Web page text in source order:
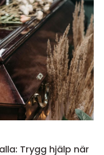
Trygg hjälp när